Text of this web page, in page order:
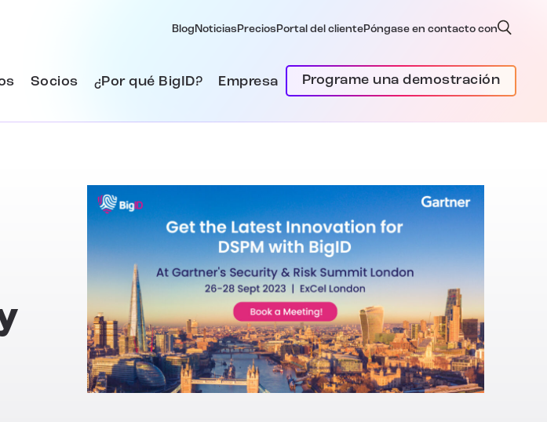
Blog Noticias Precios Portal del clientePóngase en contacto con
Socios ¿Por qué BigID? Empresa Programe una demostración